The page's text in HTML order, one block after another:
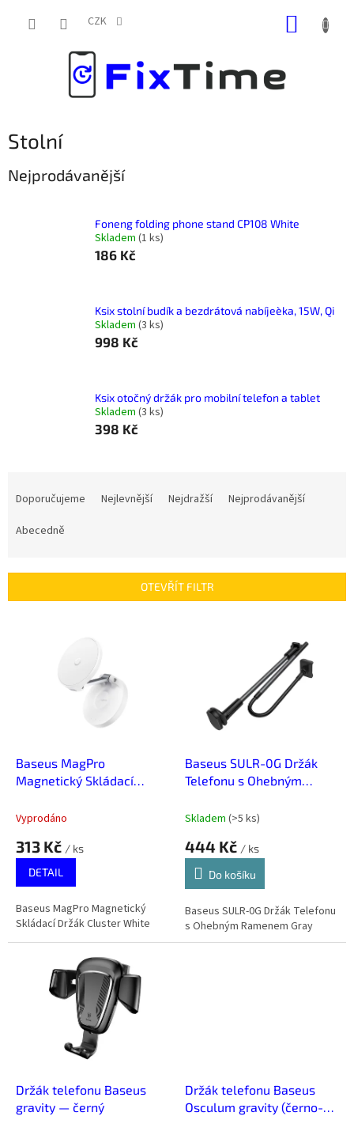
CZK
Stolní
Nejprodávanější
Foneng folding phone stand CP108 White
Skladem (1 ks)
186 Kč
Ksix stolní budík a bezdrátová nabíjeèka, 15W, Qi
Skladem (3 ks)
998 Kč
Ksix otočný držák pro mobilní telefon a tablet
Skladem (3 ks)
398 Kč
r
Doporučujeme Nejlevnější Nejdražší
Nejprodávanější
Abecedně
OTEVŘÍT FILTR
Baseus MagPro
Magnetický Skládací
Vyprodáno
313 Kč / ks
DETAIL
Baseus MagPro Magnetický
Skládací Držák Cluster White
Baseus SULR-0G Držák
Telefonu s Ohebným
Skladem (>5 ks)
444 Kč / ks
Do košíku
Baseus SULR-0G Držák Telefonu
s Ohebným Ramenem Gray
Držák telefonu Baseus
gravity — černý
Držák telefonu Baseus
Osculum gravity (černo-